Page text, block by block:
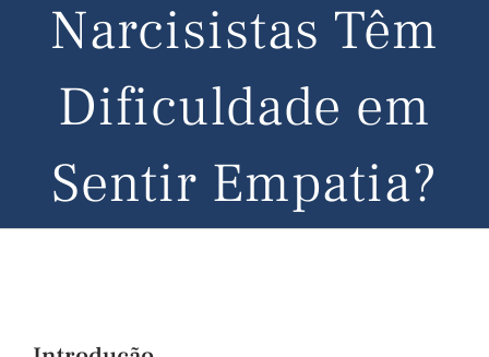
Narcisistas Têm
Dificuldade em
Sentir Empatia?